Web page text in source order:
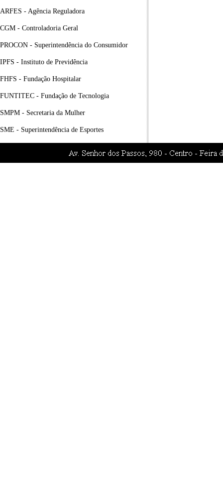
ARFES - Agência Reguladora
CGM - Controladoria Geral
PROCON - Superintendência do Consumidor
IPFS - Instituto de Previdência
FHFS - Fundação Hospitalar
FUNTITEC - Fundação de Tecnologia
SMPM - Secretaria da Mulher
SME - Superintendência de Esportes